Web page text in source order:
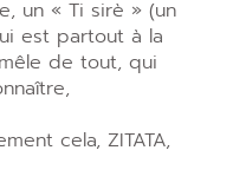
un « Ti sirè » (un
est partout à la
de tout, qui
cela, ZITATA,